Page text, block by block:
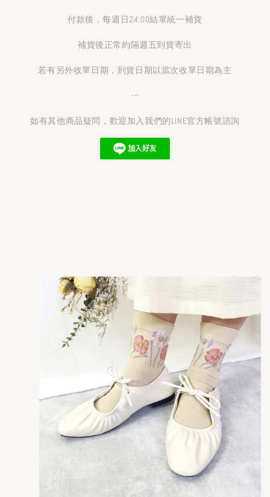
付款後，每週日24:00結單統一補貨
補貨後正常約隔週五到貨寄出
若有另外收單日期，到貨日期以當次收單日期為主
---
如有其他商品疑問，歡迎加入我們的LINE官方帳號諮詢